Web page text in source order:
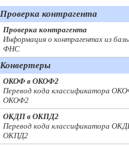
Проверка контрагента
Проверка контрагента
Информация о контрагентах из
ФНС
Конвертеры
ОКОФ в ОКОФ2
Перевод кода классификатора
ОКОФ2
ОКДП в ОКПД2
Перевод кода классификатора
ОКПД2